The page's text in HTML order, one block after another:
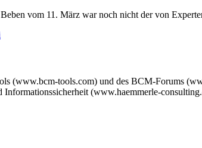
vom 11. März war noch nicht der von
(www.bcm-tools.com) und des BCM-Forums
(www.haemmerle-